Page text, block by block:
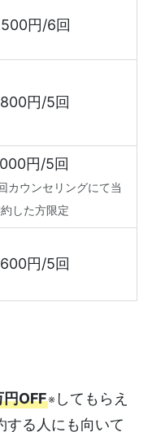
円/6回
円/5回
円/5回
カウンセリングにて当
した方限定
円/5回
OFF※してもらえ
する人にも向いて